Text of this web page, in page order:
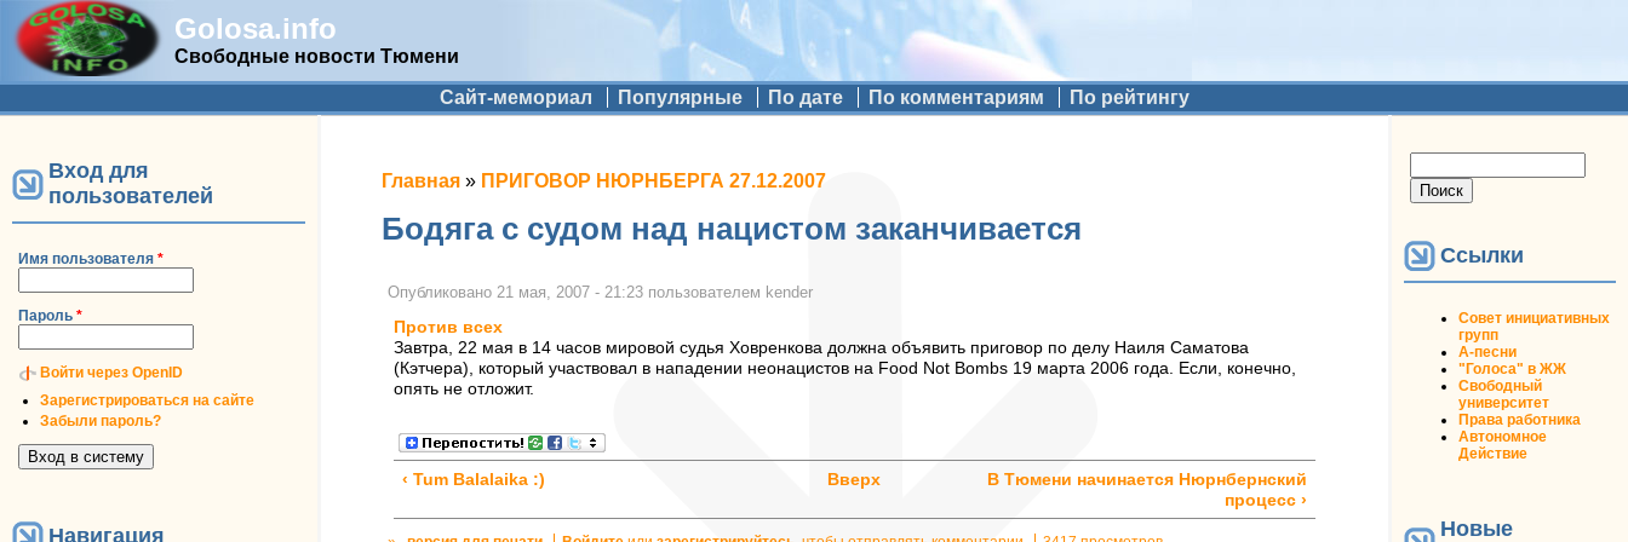
Golosa.info
Свободные новости Тюмени
Дополнительное меню Сайт-мемориал Популярные По дате По комментариям По рейтингу
Вход для
пользователей
Имя пользователя *
Пароль *
Войти через OpenID
Зарегистрироваться на сайте
Забыли пароль?
Навигация
Вы здесь
Главная » ПРИГОВОР НЮРНБЕРГА 27.12.2007
Бодяга с судом над нацистом заканчивается
Опубликовано 21 мая, 2007 - 21:23 пользователем kender
Против всех
Завтра, 22 мая в 14 часов мировой судья Ховренкова должна объявить приговор по делу Наиля Саматова
(Кэтчера), который участвовал в нападении неонацистов на Food Not Bombs 19 марта 2006 года. Если, конечно,
опять не отложит.
‹ Tum Balalaika :) Вверх
В Тюмени начинается Нюрнбернский
процесс ›
Ссылки
Совет инициативных
групп
А-песни
"Голоса" в ЖЖ
Свободный
университет
Права работника
Автономное
Действие
Новые